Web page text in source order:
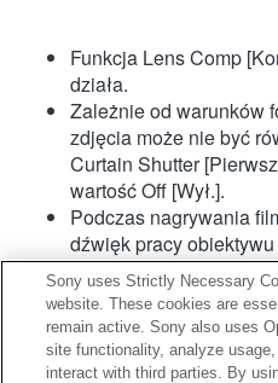
Funkcja Lens Comp
działa.
Zależnie od warunków
zdjęcia może nie być
Curtain Shutter
wartość Off [Wył.].
Podczas nagrywania
dźwięk pracy
Kompensacja drgań
osi (tzw. kąty RPY) za
INSIDE.
Hybrydowy AF z
Sony uses Strictly Necessary
website. These cookies are
remain active. Sony also uses
site functionality, analyze
interact with third parties. By